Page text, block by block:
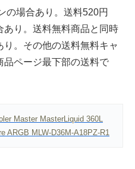
の場合あり。送料520円
あり。送料無料商品と同時
。その他の送料無料キャ
品ページ最下部の送料で
Master MasterLiquid 360L
ARGB MLW-D36M-A18PZ-R1